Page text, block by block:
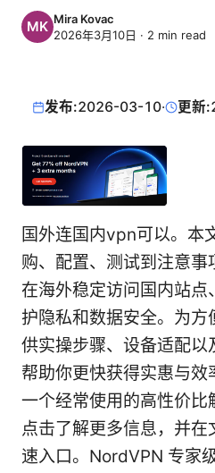
Mira Kovac
2026年3月10日 · 2 min read
发布:2026-03-10· 更新:
国外连国内vpn可以。本
购、配置、测试到注意
在海外稳定访问国内站
护隐私和数据安全。为方
供实操步骤、设备适配以
帮助你更快获得实惠与效
一个经常使用的高性价
点击了解更多信息，并
速入口。NordVPN 专家